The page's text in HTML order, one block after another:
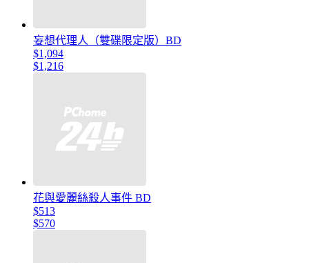
妄想代理人（雙碟限定版）BD
$1,094
$1,216
花與愛麗絲殺人事件 BD
$513
$570